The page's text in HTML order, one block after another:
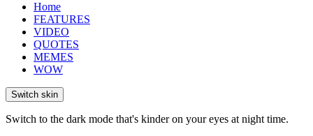
Home
FEATURES
VIDEO
QUOTES
MEMES
WOW
Switch skin
Switch to the dark mode that's kinder on your eyes at night time.